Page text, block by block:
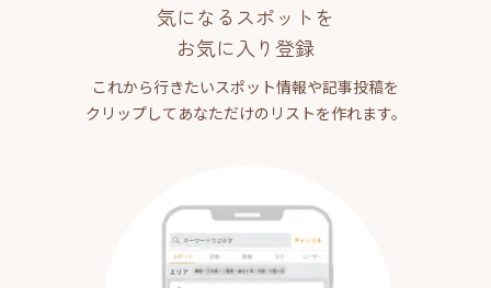
気になるスポットを
お気に入り登録
これから行きたいスポット情報や記事投稿を
クリップしてあなただけのリストを作れます。